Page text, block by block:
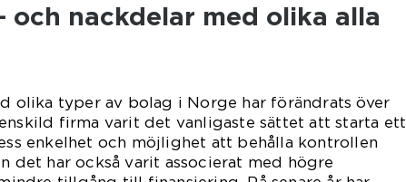
och nackdelar med olika alla
olika typer av bolag i Norge har förändrats över
firma varit det vanligaste sättet att starta ett
enkelhet och möjlighet att behålla kontrollen
det har också varit associerat med högre